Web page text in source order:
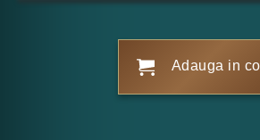
Adauga in